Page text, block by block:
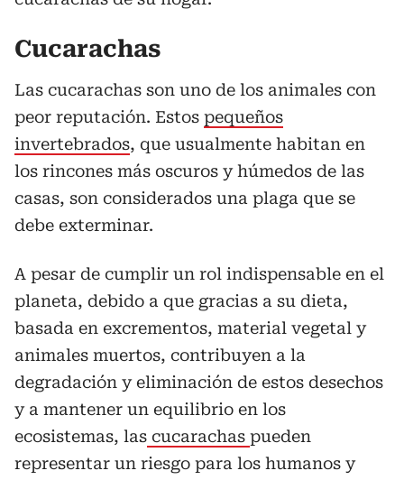
Cucarachas
Las cucarachas son uno de los animales con
peor reputación. Estos pequeños
invertebrados, que usualmente habitan en
los rincones más oscuros y húmedos de las
casas, son considerados una plaga que se
debe exterminar.
A pesar de cumplir un rol indispensable en el
planeta, debido a que gracias a su dieta,
basada en excrementos, material vegetal y
animales muertos, contribuyen a la
degradación y eliminación de estos desechos
y a mantener un equilibrio en los
ecosistemas, las cucarachas pueden
representar un riesgo para los humanos y